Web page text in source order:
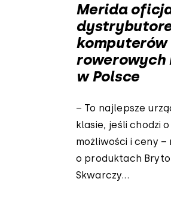
Merida
komputerów
rowerowych
w Polsce
– To najlepsze
klasie, jeśli chodzi
możliwości i ceny –
o produktach
Skwarczy...